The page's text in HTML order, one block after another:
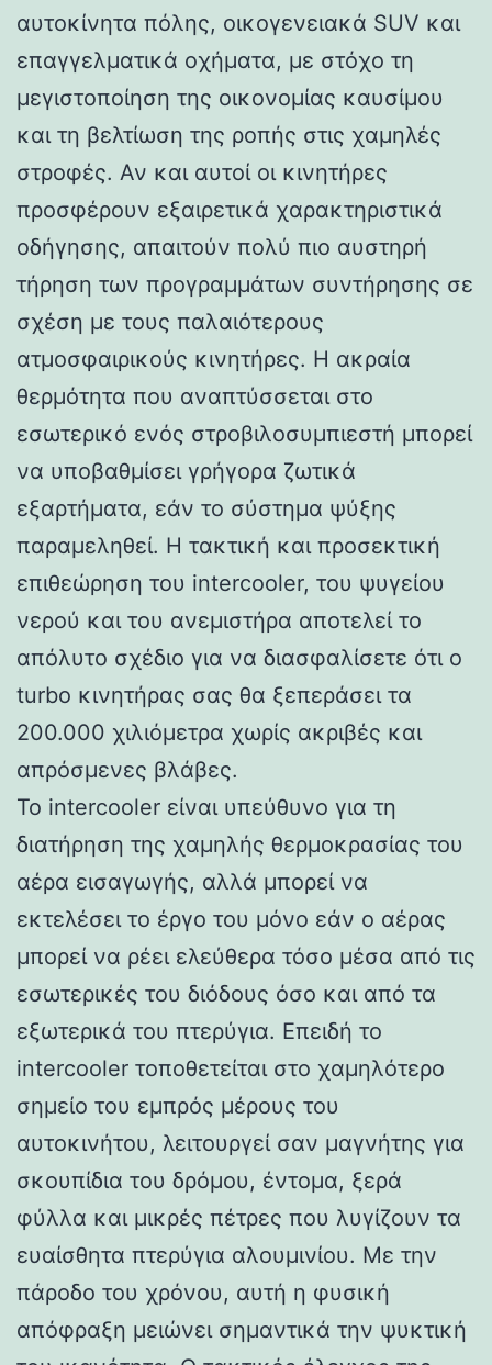
αυτοκίνητα πόλης, οικογενειακά SUV και
επαγγελματικά οχήματα, με στόχο τη
μεγιστοποίηση της οικονομίας καυσίμου
και τη βελτίωση της ροπής στις χαμηλές
στροφές. Αν και αυτοί οι κινητήρες
προσφέρουν εξαιρετικά χαρακτηριστικά
οδήγησης, απαιτούν πολύ πιο αυστηρή
τήρηση των προγραμμάτων συντήρησης σε
σχέση με τους παλαιότερους
ατμοσφαιρικούς κινητήρες. Η ακραία
θερμότητα που αναπτύσσεται στο
εσωτερικό ενός στροβιλοσυμπιεστή μπορεί
να υποβαθμίσει γρήγορα ζωτικά
εξαρτήματα, εάν το σύστημα ψύξης
παραμεληθεί. Η τακτική και προσεκτική
επιθεώρηση του intercooler, του ψυγείου
νερού και του ανεμιστήρα αποτελεί το
απόλυτο σχέδιο για να διασφαλίσετε ότι ο
turbo κινητήρας σας θα ξεπεράσει τα
200.000 χιλιόμετρα χωρίς ακριβές και
απρόσμενες βλάβες.
Το intercooler είναι υπεύθυνο για τη
διατήρηση της χαμηλής θερμοκρασίας του
αέρα εισαγωγής, αλλά μπορεί να
εκτελέσει το έργο του μόνο εάν ο αέρας
μπορεί να ρέει ελεύθερα τόσο μέσα από τις
εσωτερικές του διόδους όσο και από τα
εξωτερικά του πτερύγια. Επειδή το
intercooler τοποθετείται στο χαμηλότερο
σημείο του εμπρός μέρους του
αυτοκινήτου, λειτουργεί σαν μαγνήτης για
σκουπίδια του δρόμου, έντομα, ξερά
φύλλα και μικρές πέτρες που λυγίζουν τα
ευαίσθητα πτερύγια αλουμινίου. Με την
πάροδο του χρόνου, αυτή η φυσική
απόφραξη μειώνει σημαντικά την ψυκτική